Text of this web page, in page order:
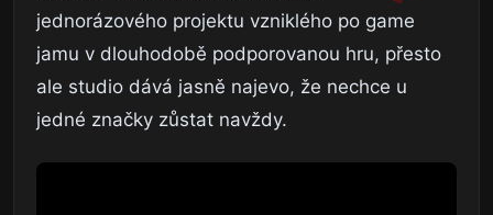
jednorázového projektu vzniklého po game
jamu v dlouhodobě podporovanou hru, přesto
ale studio dává jasně najevo, že nechce u
jedné značky zůstat navždy.